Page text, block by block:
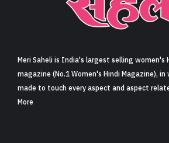
Meri Saheli is India's largest selling women's
magazine (No.1 Women's Hindi Magazine),
made to touch every aspect and aspect
More